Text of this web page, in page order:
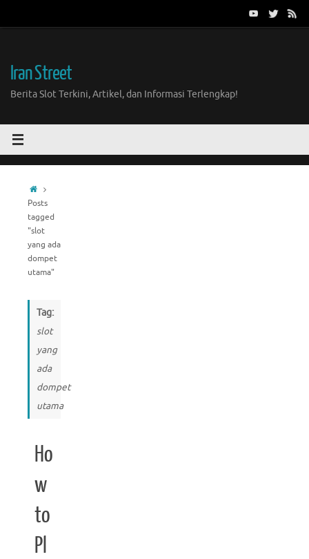
Iran Street
Berita Slot Terkini, Artikel, dan Informasi Terlengkap!
Home
Posts
tagged
"slot
yang ada
dompet
utama"
Tag:
slot
yang
ada
dompet
utama
Ho
w
to
Pl